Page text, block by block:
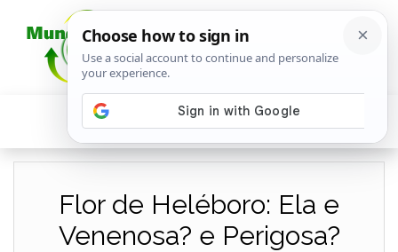
Flor de Heléboro: Ela e
Venenosa? e Perigosa?